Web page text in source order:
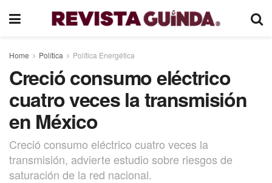
Home Política Política Energética
Creció consumo eléctrico
cuatro veces la transmisión
en México
Creció consumo eléctrico cuatro veces la
transmisión, advierte estudio sobre riesgos de
saturación de la red nacional.